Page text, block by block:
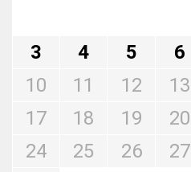
3
4 5 6
10
11 12 13
17
18 19 20
24
25 26 27